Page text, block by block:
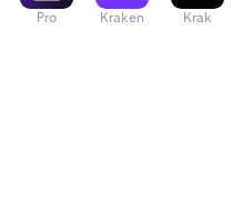
Pro Kraken Krak